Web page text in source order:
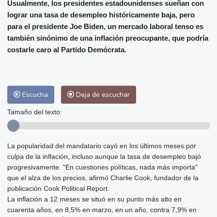
Alicante 27 °C Córdoba
27 °C
Málaga
25 °C Murcia
26 °C
Las Palmas de Gran Canaria
26 °C
Ibiza
27 °C Buenos Aires
9 °C
Panama City
24 °C
Usualmente, los presidentes estadounidenses sueñan con
lograr una tasa de desempleo históricamente baja, pero
para el presidente Joe Biden, un mercado laboral tenso es
también sinónimo de una inflación preocupante, que podría
costarle caro al Partido Demócrata.
Escucha Deja de escuchar
Tamaño del texto:
La popularidad del mandatario cayó en los últimos meses por
culpa de la inflación, incluso aunque la tasa de desempleo bajó
progresivamente. "En cuestiones políticas, nada más importa"
que el alza de los precios, afirmó Charlie Cook, fundador de la
publicación Cook Political Report.
La inflación a 12 meses se situó en su punto más alto en
cuarenta años, en 8,5% en marzo, en un año, contra 7,9% en